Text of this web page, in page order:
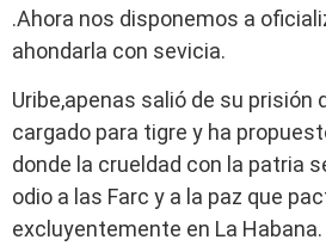
.Ahora nos disponemos a
ahondarla con sevicia.
Uribe,apenas salió de su prisión
cargado para tigre y ha
donde la crueldad con la patria
odio a las Farc y a la paz que
excluyentemente en La Habana.